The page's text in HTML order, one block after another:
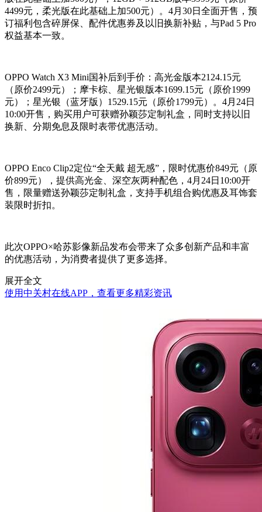
4499元，柔光版在此基础上加500元）。4月30日全面开售，预
订福利包含碎屏保、配件优惠券及以旧换新补贴，与Pad 5 Pro
权益基本一致。
OPPO Watch X3 Mini国补后到手价：高光金版本2124.15元
（原价2499元）；摩卡棕、星光银版本1699.15元（原价1999
元）；星光银（蓝牙版）1529.15元（原价1799元）。4月24日
10:00开售，购买用户可获赠孙颖莎定制礼盒，同时支持以旧
换新、分期免息及限时表带优惠活动。
OPPO Enco Clip2定位“全天戴 超无感”，限时优惠价849元（原
价899元），提供高光金、深空灰两种配色，4月24日10:00开
售，限量赠送孙颖莎定制礼盒，支持手机组合购优惠及耳饰套
装限时折扣。
此次OPPO×哈苏影像新品发布会带来了众多创新产品和丰富
的优惠活动，为消费者提供了更多选择。
展开全文
使用中关村在线APP，查看更多精彩资讯